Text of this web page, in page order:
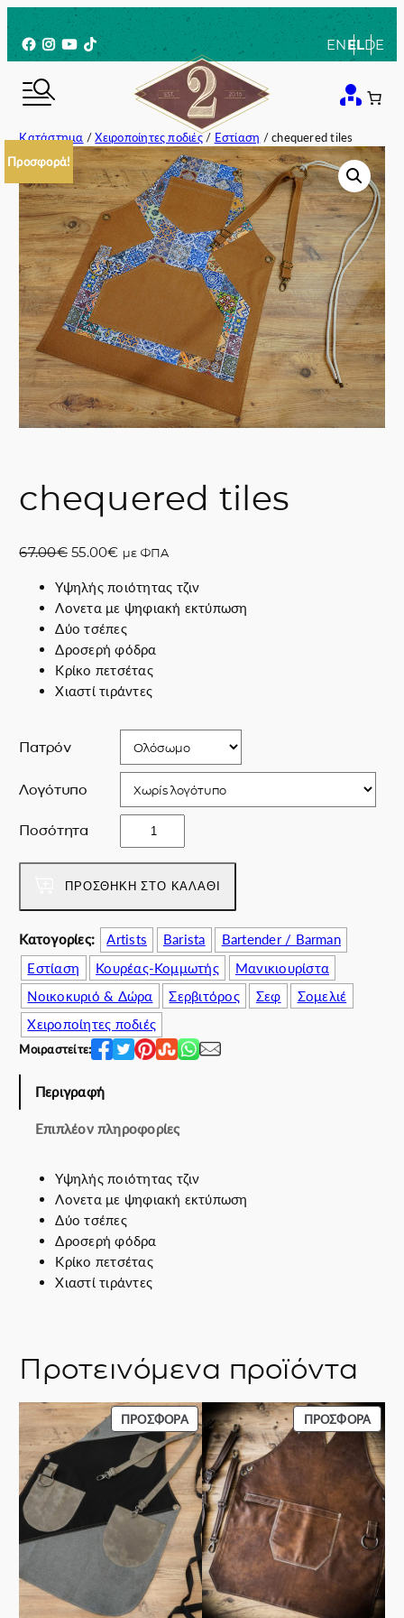
στο
περιεχόμενο
Facebook
Instagram
YouTube
TikTok ENELDE
Κατάστημα /Χειροποίητες ποδιές/ Εστίαση / chequered tiles
Προσφορά!
chequered tiles
67.00€ O
i
g
i
n
a
l
a
s
:
.
0
0
€
.
55.00€Η
ρ
έ
χ
ο
υ
σ
ν
α
:
5
5
.
0
0
€
με ΦΠΑ
Υψηλής ποιότητας τζιν
Λονετα με ψηφιακή εκτύπωση
Δύο τσέπες
Δροσερή φόδρα
Κρίκο πετσέτας
Χιαστί τιράντες
Πατρόν
Λογότυπο
Ποσότητα
h
e
q
u
e
r
e
d
t
i
l
ο
ό
τ
η
τ
α
ΠΡΟΣΘΉΚΗ ΣΤΟ ΚΑΛΆΘΙ
Κατογορίες: Artists Barista
Bartender / Barman
Εστίαση
Κουρέας-Κομμωτής
Μανικιουρίστα
Νοικοκυριό & Δώρα
Σερβιτόρος Σεφ
Σομελιέ
Χειροποίητες ποδιές
Μοιραστείτε:
Περιγραφή
Επιπλέον πληροφορίες
Υψηλής ποιότητας τζιν
Λονετα με ψηφιακή εκτύπωση
Δύο τσέπες
Δροσερή φόδρα
Κρίκο πετσέτας
Χιαστί τιράντες
Προτεινόμενα προϊόντα
ΠΡΟΣΦΟΡΆΠΡΟΪΌΝ
ΣΕ
ΠΡΟΣΦΟΡΆ
ΠΡΟΣΦΟΡΆ
ΣΕ